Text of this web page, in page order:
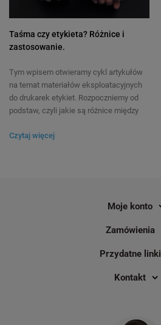
Taśma czy etykieta? Różnice i
zastosowanie.
Tym wpisem otwieramy cykl artykułów
na temat materiałów eksploatacyjnych
do drukarek etykiet. Rozpoczniemy od
podstaw, czyli jakie są różnice między
możemy używać zamiennie? Kiedy lepiej
Czytaj więcej
Moje konto
Zamówienia
Przydatne linki
Kontakt